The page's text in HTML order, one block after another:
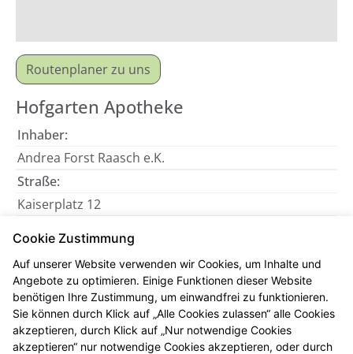
Routenplaner zu uns
Hofgarten Apotheke
Inhaber:
Andrea Forst Raasch e.K.
Straße:
Kaiserplatz 12
Telefon:
+49 (228) 632655
Fax:
+49 (228) 632937
Cookie Zustimmung
Auf unserer Website verwenden wir Cookies, um Inhalte und
Angebote zu optimieren. Einige Funktionen dieser Website
benötigen Ihre Zustimmung, um einwandfrei zu funktionieren.
Sie können durch Klick auf „Alle Cookies zulassen“ alle Cookies
akzeptieren, durch Klick auf „Nur notwendige Cookies
akzeptieren“ nur notwendige Cookies akzeptieren, oder durch